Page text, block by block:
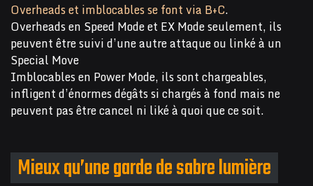
Overheads et imblocables se font via B+C.
Overheads en Speed Mode et EX Mode seulement, ils
peuvent être suivi d’une autre attaque ou linké à un
Special Move
Imblocables en Power Mode, ils sont chargeables,
infligent d’énormes dégâts si chargés à fond mais ne
peuvent pas être cancel ni liké à quoi que ce soit.
Mieux qu’une garde de sabre lumière